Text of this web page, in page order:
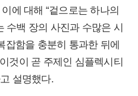
에 대해 “겉으로는 하나의
수백 장의 사진과 수많은 시
잡함을 충분히 통과한 뒤에
것이 곧 주제인 심플렉시티
설명했다.